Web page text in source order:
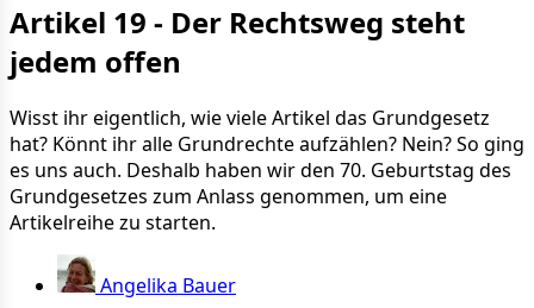
Artikel 19 - Der Rechtsweg steht
jedem offen
Wisst ihr eigentlich, wie viele Artikel das Grundgesetz
hat? Könnt ihr alle Grundrechte aufzählen? Nein? So ging
es uns auch. Deshalb haben wir den 70. Geburtstag des
Grundgesetzes zum Anlass genommen, um eine
Artikelreihe zu starten.
Angelika Bauer